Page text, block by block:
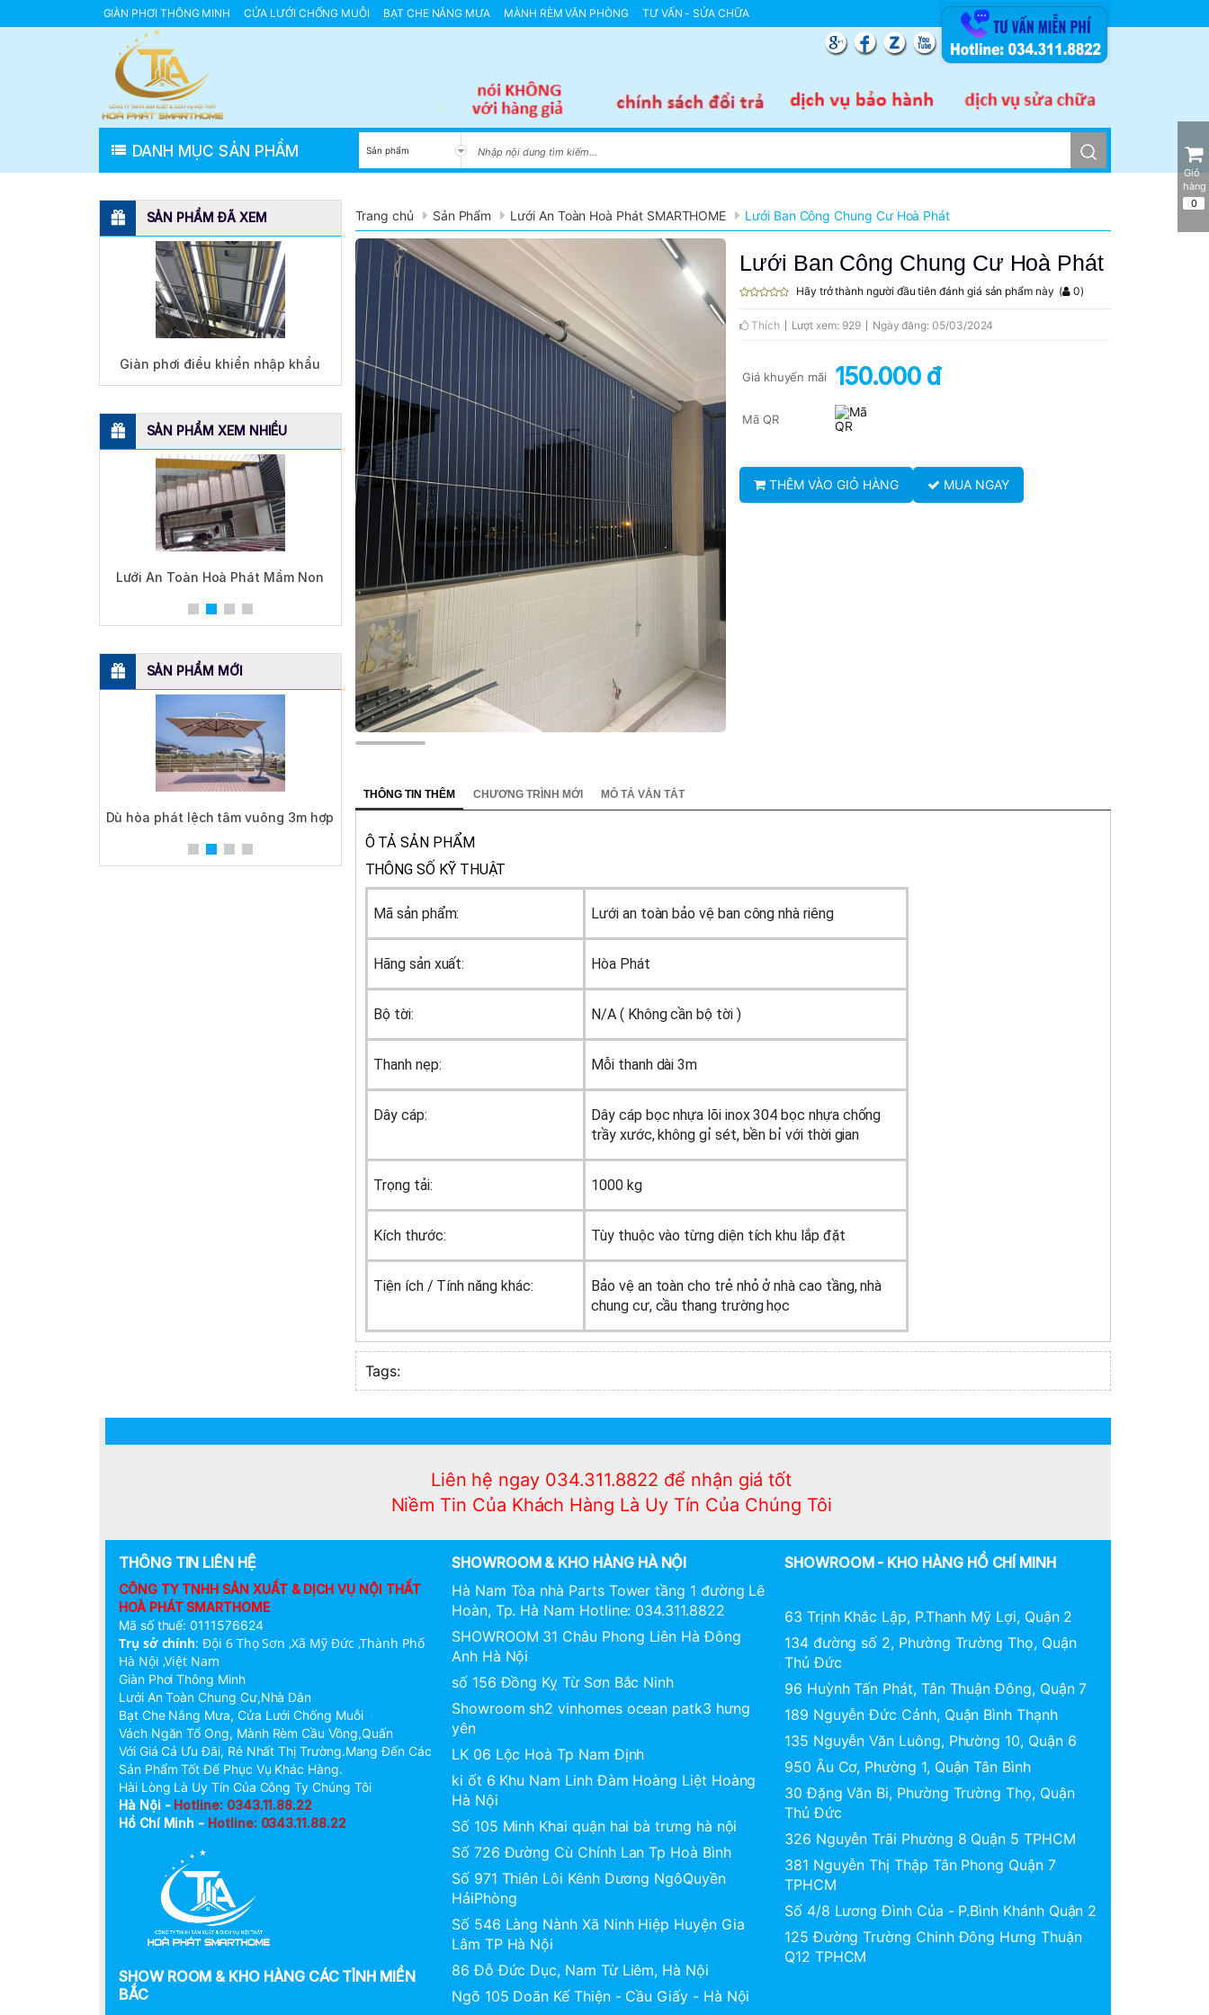
GIÀN PHƠI THÔNG MINH CỬA LƯỚI CHỐNG MUỖI BẠT CHE NẮNG MƯA MÀNH RÈM VĂN PHÒNG
TƯ VẤN - SỬA CHỮA
GIÀN PHƠI THÔNG MINH HÒA PHÁT
Giàn Phơi Gắn Tường
DANH MỤC SẢN PHẨM
SẢN PHẨM ĐÃ XEM
Giàn phơi điều khiển nhập khẩu
Takashi
SẢN PHẨM XEM NHIỀU
Lưới An Toàn Hoà Phát Mầm Non Lưới an toàn cửa sổ
SẢN PHẨM MỚI
Dù hòa phát lệch tâm vuông 3m hợp
xanh
Trang chủ Sản Phẩm Lưới An Toàn Hoà Phát SMARTHOME Lưới Ban Công Chung Cư Hoà Phát
Lưới Ban Công Chung Cư Hoà Phát
Hãy trở thành người đầu tiên đánh giá sản phẩm này ( 0)
Thích Lượt xem: 929 Ngày đăng: 05/03/2024
Giá khuyến mãi 150.000 đ
Mã QR
THÊM VÀO GIỎ HÀNG MUA NGAY
THÔNG TIN THÊM CHƯƠNG TRÌNH MỚI MÔ TẢ VẮN TẮT
Ô TẢ SẢN PHẨM
THÔNG SỐ KỸ THUẬT
Mã sản phẩm: Lưới an toàn bảo vệ ban công nhà riêng
Hãng sản xuất: Hòa Phát
Bộ tời: N/A ( Không cần bộ tời )
Thanh nẹp: Mỗi thanh dài 3m
Dây cáp:
Dây cáp bọc nhựa lõi inox 304 bọc nhựa chống
trầy xước, không gỉ sét, bền bỉ với thời gian
Trọng tải: 1000 kg
Kích thước: Tùy thuộc vào từng diện tích khu lắp đặt
Tiện ích / Tính năng khác:
Bảo vệ an toàn cho trẻ nhỏ ở nhà cao tầng, nhà
chung cư, cầu thang trường học
Tags:
Liên hệ ngay 034.311.8822 để nhận giá tốt
Niềm Tin Của Khách Hàng Là Uy Tín Của Chúng Tôi
THÔNG TIN LIÊN HỆ
CÔNG TY TNHH SẢN XUẤT & DỊCH VỤ NỘI THẤT
HOÀ PHÁT SMARTHOME
Mã số thuế: 0111576624
Trụ sở chính:Đội 6 Thọ Sơn ,Xã Mỹ Đức ,Thành Phố
Hà Nội ,Việt Nam
Giàn Phơi Thông Minh
Lưới An Toàn Chung Cư,Nhà Dân
Bạt Che Nắng Mưa, Cửa Lưới Chống Muỗi
Vách Ngăn Tổ Ong, Mành Rèm Cầu Vồng,Quấn
Với Giá Cả Ưu Đãi, Rẻ Nhất Thị Trường.Mang Đến Các
Sản Phẩm Tốt Để Phục Vụ Khác Hàng.
Hài Lòng Là Uy Tín Của Công Ty Chúng Tôi
Hà Nội - Hotline: 0343.11.88.22
Hồ Chí Minh - Hotline: 0343.11.88.22
SHOW ROOM & KHO HÀNG CÁC TỈNH MIỀN
BẮC
SHOWROOM & KHO HÀNG HÀ NỘI
Hà Nam Tòa nhà Parts Tower tầng 1 đường Lê
Hoàn, Tp. Hà Nam Hotline: 034.311.8822
SHOWROOM 31 Châu Phong Liên Hà Đông
Anh Hà Nội
số 156 Đồng Kỵ Từ Sơn Bắc Ninh
Showroom sh2 vinhomes ocean patk3 hưng
yên
LK 06 Lộc Hoà Tp Nam Định
ki ốt 6 Khu Nam Linh Đàm Hoàng Liệt Hoàng
Hà Nội
Số 105 Minh Khai quận hai bà trưng hà nội
Số 726 Đường Cù Chính Lan Tp Hoà Bình
Số 971 Thiên Lôi Kênh Dương NgôQuyền
HảiPhòng
Số 546 Làng Nành Xã Ninh Hiệp Huyện Gia
Lâm TP Hà Nội
86 Đỗ Đức Dục, Nam Từ Liêm, Hà Nội
Ngõ 105 Doãn Kế Thiện - Cầu Giấy - Hà Nội
SHOWROOM - KHO HÀNG HỒ CHÍ MINH
63 Trịnh Khắc Lập, P.Thanh Mỹ Lợi, Quận 2
134 đường số 2, Phường Trường Thọ, Quận
Thủ Đức
96 Huỳnh Tấn Phát, Tân Thuận Đông, Quận 7
189 Nguyễn Đức Cảnh, Quận Bình Thạnh
135 Nguyễn Văn Luông, Phường 10, Quận 6
950 Âu Cơ, Phường 1, Quận Tân Bình
30 Đặng Văn Bi, Phường Trường Thọ, Quận
Thủ Đức
326 Nguyễn Trãi Phường 8 Quận 5 TPHCM
381 Nguyễn Thị Thập Tân Phong Quận 7
TPHCM
Số 4/8 Lương Đình Của - P.Bình Khánh Quận 2
125 Đường Trường Chinh Đông Hưng Thuận
Q12 TPHCM
Giỏ
hàng
0